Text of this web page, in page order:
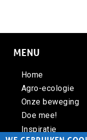
MENU
Home
Agro-ecologie
Onze beweging
Doe mee!
Inspiratie